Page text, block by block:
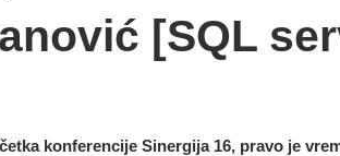
[SQL
konferencije Sinergija 16, pravo je